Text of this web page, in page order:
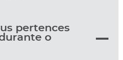
pertences
o